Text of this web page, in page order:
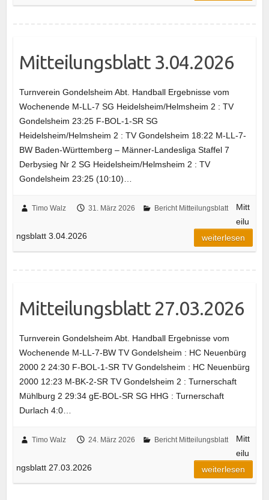
Mitteilungsblatt 3.04.2026
Turnverein Gondelsheim Abt. Handball Ergebnisse vom
Wochenende M-LL-7 SG Heidelsheim/Helmsheim 2 : TV
Gondelsheim 23:25 F-BOL-1-SR SG
Heidelsheim/Helmsheim 2 : TV Gondelsheim 18:22 M-LL-7-
BW Baden-Württemberg – Männer-Landesliga Staffel 7
Derbysieg Nr 2 SG Heidelsheim/Helmsheim 2 : TV
Gondelsheim 23:25 (10:10)…
Timo Walz 31. März 2026 Bericht Mitteilungsblatt
Mitt
eilu
ngsblatt 3.04.2026
weiterlesen
Mitteilungsblatt 27.03.2026
Turnverein Gondelsheim Abt. Handball Ergebnisse vom
Wochenende M-LL-7-BW TV Gondelsheim : HC Neuenbürg
2000 2 24:30 F-BOL-1-SR TV Gondelsheim : HC Neuenbürg
2000 12:23 M-BK-2-SR TV Gondelsheim 2 : Turnerschaft
Mühlburg 2 29:34 gE-BOL-SR SG HHG : Turnerschaft
Durlach 4:0…
Timo Walz 24. März 2026 Bericht Mitteilungsblatt
Mitt
eilu
ngsblatt 27.03.2026
weiterlesen